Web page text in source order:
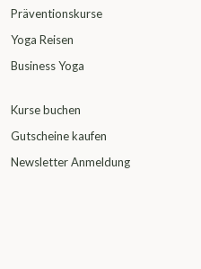
Präventionskurse
Yoga Reisen
Business Yoga
Kurse buchen
Gutscheine kaufen
Newsletter Anmeldung